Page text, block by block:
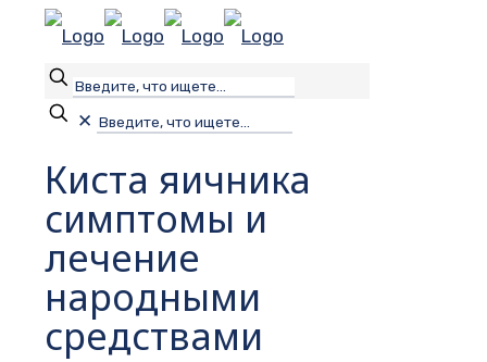
✕
Киста яичника
симптомы и
лечение
народными
средствами